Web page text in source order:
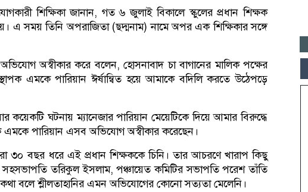
শিক্ষিকা জানান, গত ৬ জুলাই বিকালে স্কুলের প্রধান শিক্ষক
এ সময় তিনি অপরাজিতা (ছদ্মনাম) নামে অপর এক শিক্ষিকার সঙ্গে
অস্বীকার করে বলেন, হোসনাবাদ চা বাগানের মালিক পক্ষের
এমকে পারিয়ান ঈর্ষান্বিত হয়ে আমাকে বদিলি করতে উঠেপড়ে
কয়েকটি ঘটনায় ম্যানেজার পারিয়ান মেয়েটিকে দিয়ে আমার বিরুদ্ধে
পারিয়ান এসব অভিযোগ অস্বীকার করেছেন।
৩০ বছর ধরে এই প্রধান শিক্ষককে চিনি। তার আচরণে খারাপ কিছু
সহসভাপতি তরিকুল ইসলাম, পঞ্চায়েত কমিটির সভাপতি পরেশ তাঁতি
বলে শ্লীলতাহানির এমন অভিযোগের কোনো সত্যতা মেলেনি।